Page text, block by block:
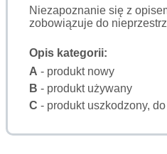
Niezapoznanie się z
zobowiązuje do
Opis kategorii:
A - produkt nowy
B - produkt używany
C - produkt uszkodzony,